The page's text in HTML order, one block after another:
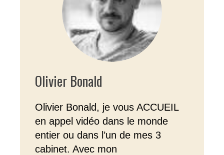
Olivier Bonald
Olivier Bonald, je vous ACCUEIL
en appel vidéo dans le monde
entier ou dans l’un de mes 3
cabinet. Avec mon